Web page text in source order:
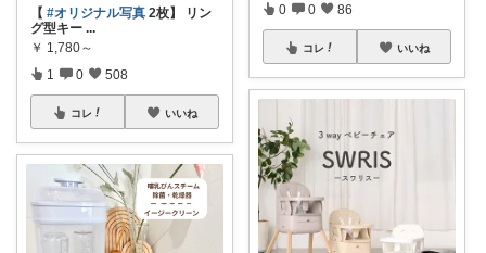
【 #オリジナル写真 2枚】 リン
グ型キー ...
￥ 1,780～
1 0 508
コレ いいね
0 0 86
コレ いいね